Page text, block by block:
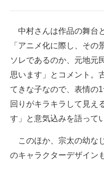
中村さんは作品の舞台
「アニメ化に際し、そ
ソレであるのか、元地元
思います」とコメント。
てきな子なので、表情の
回りがキラキラして見え
す」と意気込みを語って
このほか、宗太の幼な
のキャラクターデザイン